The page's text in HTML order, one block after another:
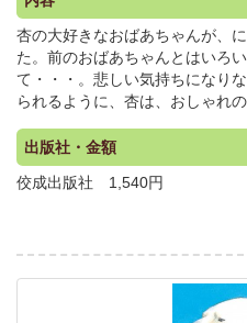
杏の大好きなおばあちゃんが、
た。前のおばあちゃんとはいろ
て・・・。悲しい気持ちになり
られるように、杏は、おしゃれ
出版社・金額
佼成出版社 1,540円